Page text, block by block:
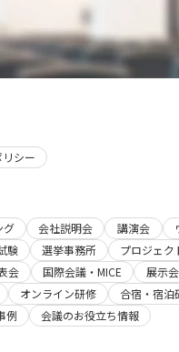
シー
グ 会社説明会 講演会
験 選挙事務所 プロジェク
会 国際会議・MICE 展示会
オンライン研修 合宿・宿泊
例 会議のお役立ち情報